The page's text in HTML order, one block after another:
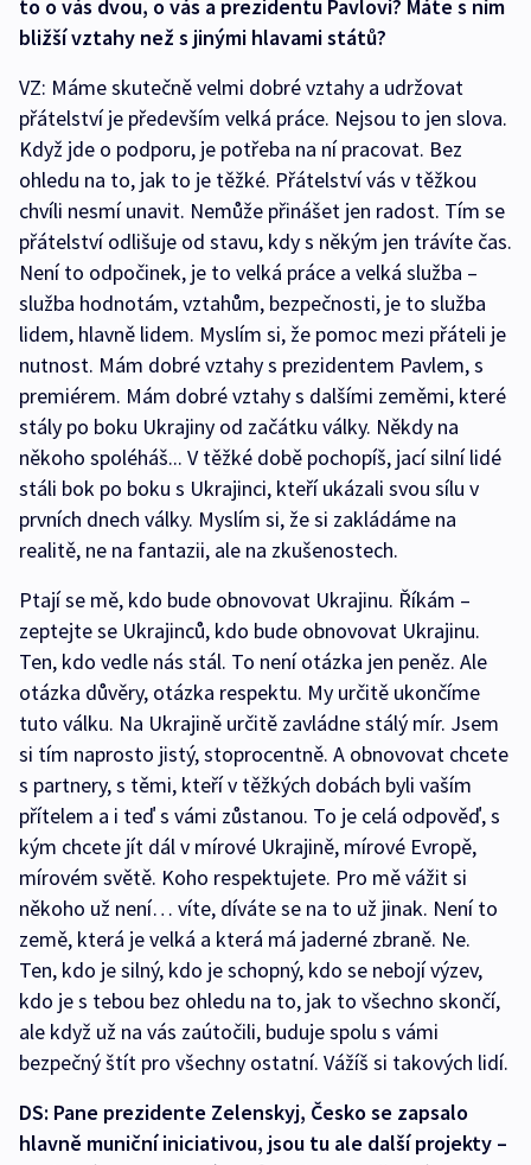
to o vás dvou, o vás a prezidentu Pavlovi? Máte s ním
bližší vztahy než s jinými hlavami států?
VZ: Máme skutečně velmi dobré vztahy a udržovat
přátelství je především velká práce. Nejsou to jen slova.
Když jde o podporu, je potřeba na ní pracovat. Bez
ohledu na to, jak to je těžké. Přátelství vás v těžkou
chvíli nesmí unavit. Nemůže přinášet jen radost. Tím se
přátelství odlišuje od stavu, kdy s někým jen trávíte čas.
Není to odpočinek, je to velká práce a velká služba –
služba hodnotám, vztahům, bezpečnosti, je to služba
lidem, hlavně lidem. Myslím si, že pomoc mezi přáteli je
nutnost. Mám dobré vztahy s prezidentem Pavlem, s
premiérem. Mám dobré vztahy s dalšími zeměmi, které
stály po boku Ukrajiny od začátku války. Někdy na
někoho spoléháš... V těžké době pochopíš, jací silní lidé
stáli bok po boku s Ukrajinci, kteří ukázali svou sílu v
prvních dnech války. Myslím si, že si zakládáme na
realitě, ne na fantazii, ale na zkušenostech.
Ptají se mě, kdo bude obnovovat Ukrajinu. Říkám –
zeptejte se Ukrajinců, kdo bude obnovovat Ukrajinu.
Ten, kdo vedle nás stál. To není otázka jen peněz. Ale
otázka důvěry, otázka respektu. My určitě ukončíme
tuto válku. Na Ukrajině určitě zavládne stálý mír. Jsem
si tím naprosto jistý, stoprocentně. A obnovovat chcete
s partnery, s těmi, kteří v těžkých dobách byli vaším
přítelem a i teď s vámi zůstanou. To je celá odpověď, s
kým chcete jít dál v mírové Ukrajině, mírové Evropě,
mírovém světě. Koho respektujete. Pro mě vážit si
někoho už není… víte, díváte se na to už jinak. Není to
země, která je velká a která má jaderné zbraně. Ne.
Ten, kdo je silný, kdo je schopný, kdo se nebojí výzev,
kdo je s tebou bez ohledu na to, jak to všechno skončí,
ale když už na vás zaútočili, buduje spolu s vámi
bezpečný štít pro všechny ostatní. Vážíš si takových lidí.
DS: Pane prezidente Zelenskyj, Česko se zapsalo
hlavně muniční iniciativou, jsou tu ale další projekty –